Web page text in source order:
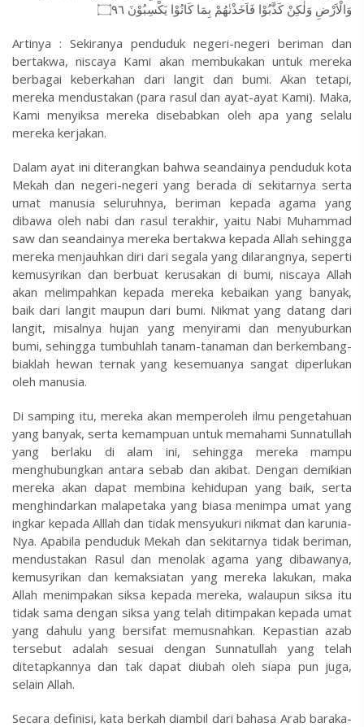
وَالْاَرْضِ وَلٰكِنْ كَذَّبُوْا فَاَخَذْنٰهُمْ بِمَا كَانُوْا يَكْسِبُوْنَ ۝٩٦
Artinya : Sekiranya penduduk negeri-negeri beriman dan
bertakwa, niscaya Kami akan membukakan untuk mereka
berbagai keberkahan dari langit dan bumi. Akan tetapi,
mereka mendustakan (para rasul dan ayat-ayat Kami). Maka,
Kami menyiksa mereka disebabkan oleh apa yang selalu
mereka kerjakan.
Dalam ayat ini diterangkan bahwa seandainya penduduk kota
Mekah dan negeri-negeri yang berada di sekitarnya serta
umat manusia seluruhnya, beriman kepada agama yang
dibawa oleh nabi dan rasul terakhir, yaitu Nabi Muhammad
saw dan seandainya mereka bertakwa kepada Allah sehingga
mereka menjauhkan diri dari segala yang dilarangnya, seperti
kemusyrikan dan berbuat kerusakan di bumi, niscaya Allah
akan melimpahkan kepada mereka kebaikan yang banyak,
baik dari langit maupun dari bumi. Nikmat yang datang dari
langit, misalnya hujan yang menyirami dan menyuburkan
bumi, sehingga tumbuhlah tanam-tanaman dan berkembang-
biaklah hewan ternak yang kesemuanya sangat diperlukan
oleh manusia.
Di samping itu, mereka akan memperoleh ilmu pengetahuan
yang banyak, serta kemampuan untuk memahami Sunnatullah
yang berlaku di alam ini, sehingga mereka mampu
menghubungkan antara sebab dan akibat. Dengan demikian
mereka akan dapat membina kehidupan yang baik, serta
menghindarkan malapetaka yang biasa menimpa umat yang
ingkar kepada Alllah dan tidak mensyukuri nikmat dan karunia-
Nya. Apabila penduduk Mekah dan sekitarnya tidak beriman,
mendustakan Rasul dan menolak agama yang dibawanya,
kemusyrikan dan kemaksiatan yang mereka lakukan, maka
Allah menimpakan siksa kepada mereka, walaupun siksa itu
tidak sama dengan siksa yang telah ditimpakan kepada umat
yang dahulu yang bersifat memusnahkan. Kepastian azab
tersebut adalah sesuai dengan Sunnatullah yang telah
ditetapkannya dan tak dapat diubah oleh siapa pun juga,
selain Allah.
Secara definisi, kata berkah diambil dari bahasa Arab baraka-